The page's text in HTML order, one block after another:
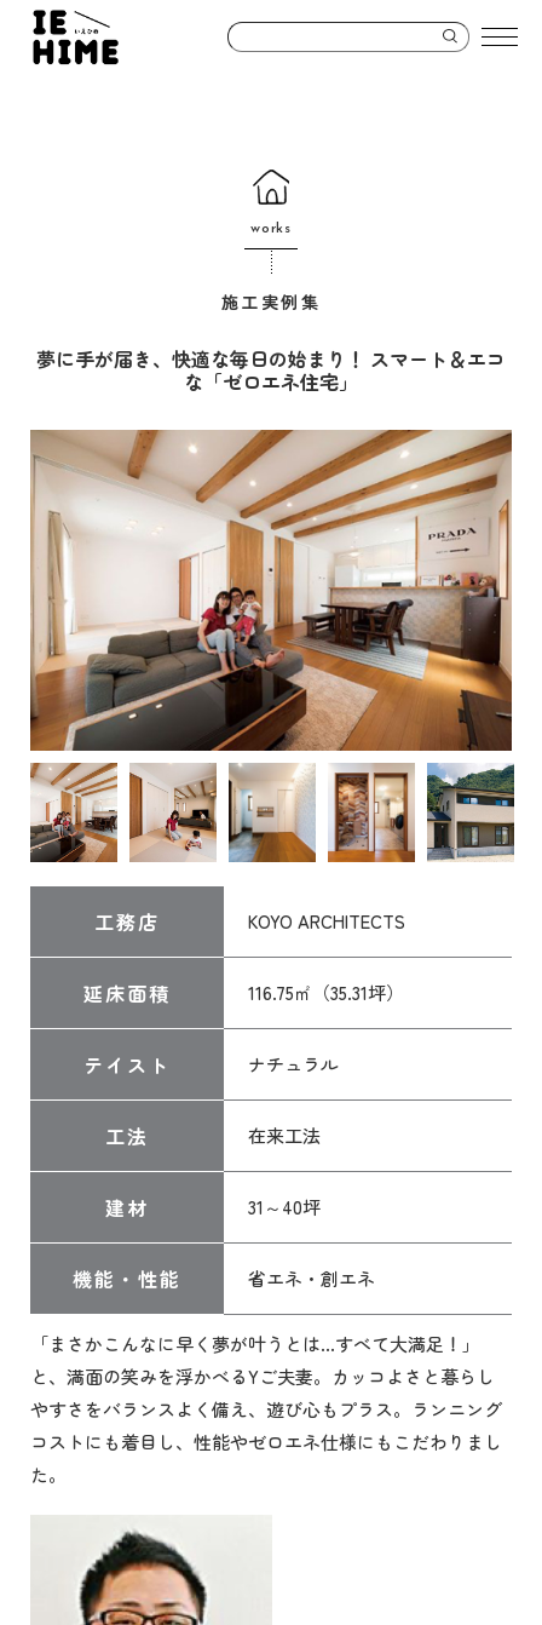
works
施工実例集
夢に手が届き、快適な毎日の始まり！ スマート＆エコ
な「ゼロエネ住宅」
工務店 KOYO ARCHITECTS
延床面積 116.75㎡（35.31坪）
テイスト ナチュラル
工法 在来工法
建材 31～40坪
機能・性能 省エネ・創エネ
「まさかこんなに早く夢が叶うとは…すべて大満足！」
と、満面の笑みを浮かべるYご夫妻。カッコよさと暮らし
やすさをバランスよく備え、遊び心もプラス。ランニング
コストにも着目し、性能やゼロエネ仕様にもこだわりまし
た。